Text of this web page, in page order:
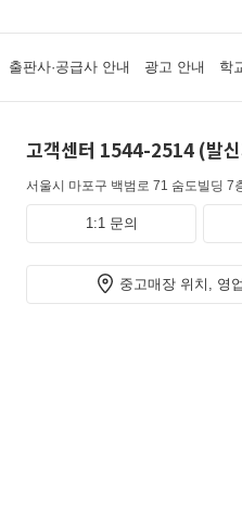
출판사·공급사 안내 광고 안내 학
고객센터 1544-2514 (발
서울시 마포구 백범로 71 숨도빌딩 7
1:1 문의
중고매장 위치, 영